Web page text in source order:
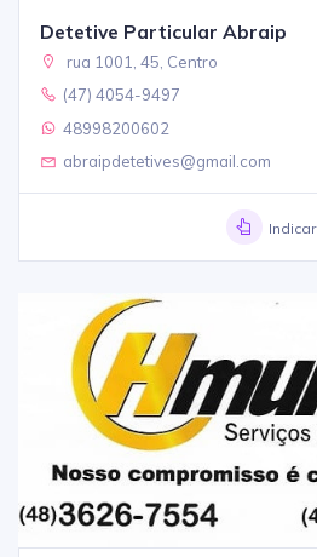
Detetive Particular Abraip
rua 1001, 45, Centro
(47) 4054-9497
48998200602
abraipdetetives@gmail.com
Indicar